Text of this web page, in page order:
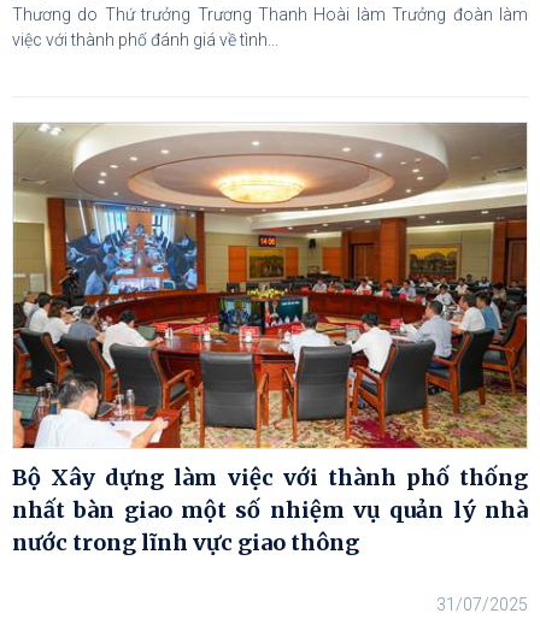
Thương do Thứ trưởng Trương Thanh Hoài làm Trưởng đoàn làm
việc với thành phố đánh giá về tình...
Bộ Xây dựng làm việc với thành phố thống
nhất bàn giao một số nhiệm vụ quản lý nhà
nước trong lĩnh vực giao thông
31/07/2025